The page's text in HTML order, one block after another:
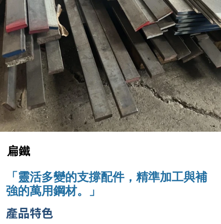
扁鐵
「靈活多變的支撐配件， 精準加工與補
強的萬用鋼材。
」
產品特色